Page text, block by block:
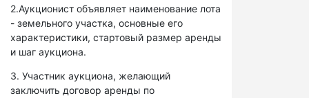
2.Аукционист объявляет наименование лота
- земельного участка, основные его
характеристики, стартовый размер аренды
и шаг аукциона.
3. Участник аукциона, желающий
заключить договор аренды по